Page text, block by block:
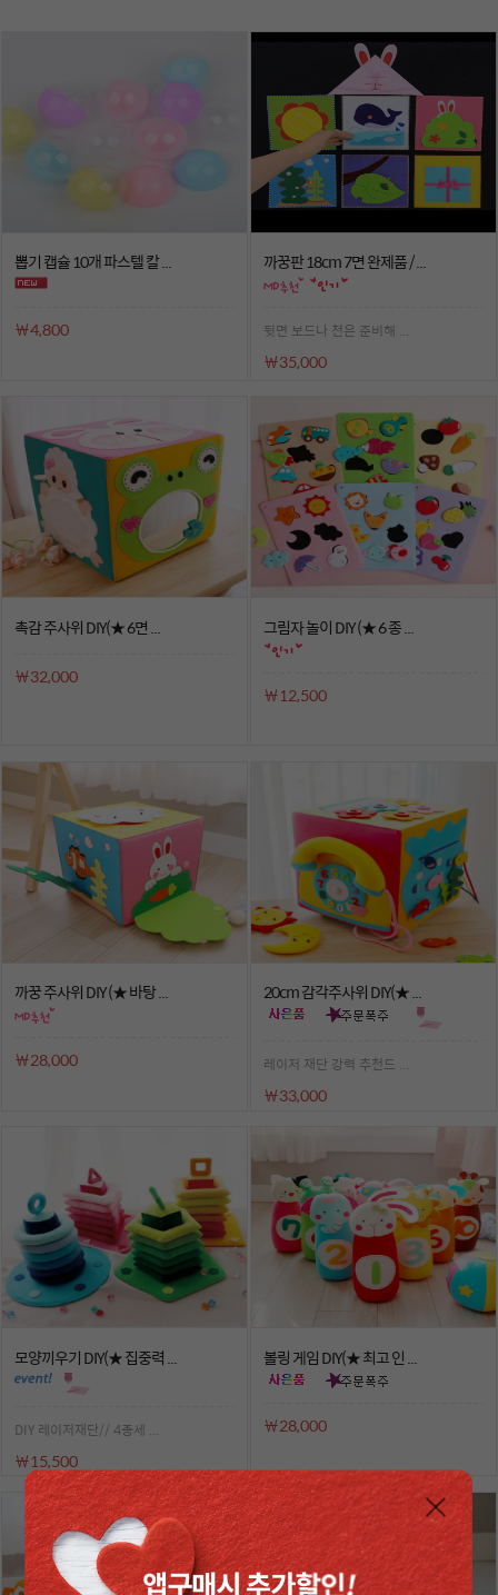
뽑기 캡슐 10개 파스텔 칼 ...
￦4,800
까꿍판 18cm 7면 완제품 / ...
뒷면 보드나 천은 준비해 ...
￦35,000
촉감 주사위 DIY(★ 6면 ...
￦32,000
그림자 놀이 DIY (★ 6 종 ...
￦12,500
까꿍 주사위 DIY (★ 바탕 ...
￦28,000
20cm 감각주사위 DIY(★ ...
레이저 재단 강력 추천드 ...
￦33,000
모양끼우기 DIY(★ 집중력 ...
DIY 레이저재단// 4종세 ...
￦15,500
볼링 게임 DIY(★ 최고 인 ...
￦28,000